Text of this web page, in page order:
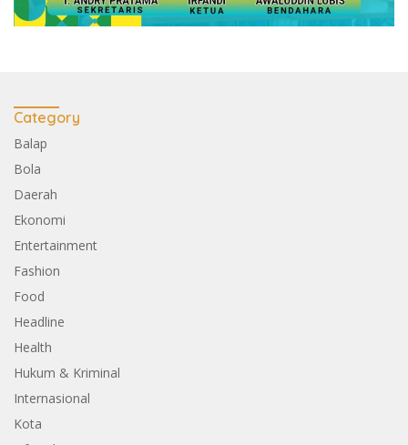
Category
Balap
Bola
Daerah
Ekonomi
Entertainment
Fashion
Food
Headline
Health
Hukum & Kriminal
Internasional
Kota